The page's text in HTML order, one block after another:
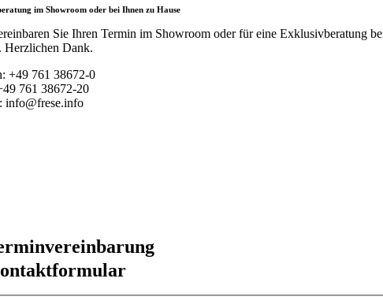
im Showroom oder bei Ihnen zu Hause
Sie Ihren Termin im Showroom oder für eine Exklusivberatung
Herzlichen Dank.
+49 761 38672-0
761 38672-20
info@frese.info